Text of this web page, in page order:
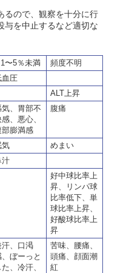
るので、観察を十分に行
与を中止するなど適切な
〜5％未満
頻度不明
血圧
ALT上昇
気、胃部不
、悪心、
部膨満感
腹痛
気
めまい
汁
好中球比率上
昇、リンパ球
比率低下、単
球比率上昇、
好酸球比率上
昇
汗、口渇
、ぼーっと
た、冷汗、
苦味、腰痛、
頭痛、顔面潮
紅